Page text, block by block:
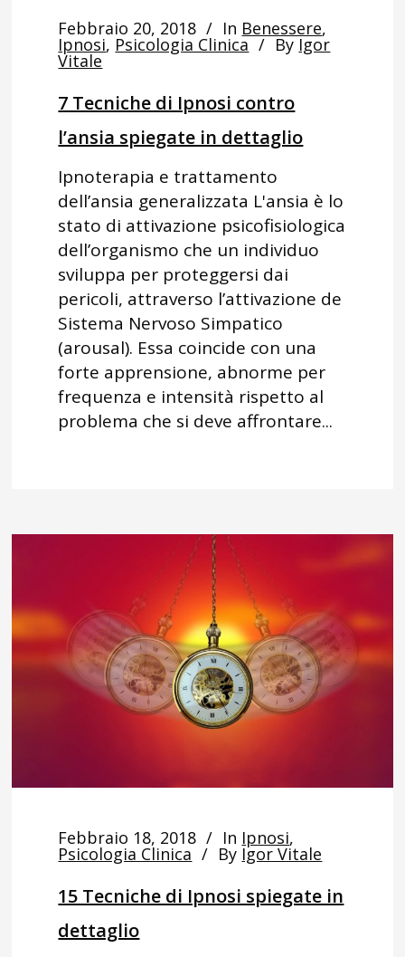
Febbraio 20, 2018 In Benessere,
Ipnosi, Psicologia Clinica By Igor
Vitale
7 Tecniche di Ipnosi contro
l’ansia spiegate in dettaglio
Ipnoterapia e trattamento
dell’ansia generalizzata L'ansia è lo
stato di attivazione psicofisiologica
dell’organismo che un individuo
sviluppa per proteggersi dai
pericoli, attraverso l’attivazione de
Sistema Nervoso Simpatico
(arousal). Essa coincide con una
forte apprensione, abnorme per
frequenza e intensità rispetto al
problema che si deve affrontare...
Febbraio 18, 2018 In Ipnosi,
Psicologia Clinica By Igor Vitale
15 Tecniche di Ipnosi spiegate in
dettaglio